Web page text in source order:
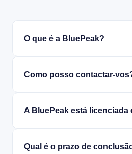
O que é a BluePeak?
Como posso contactar-
A BluePeak está licenciada
Qual é o prazo de